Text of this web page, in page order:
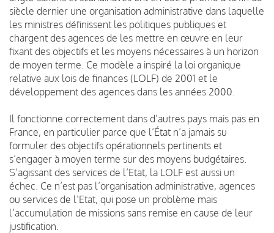
siècle dernier une organisation administrative dans laquelle
les ministres définissent les politiques publiques et
chargent des agences de les mettre en œuvre en leur
fixant des objectifs et les moyens nécessaires à un horizon
de moyen terme. Ce modèle a inspiré la loi organique
relative aux lois de finances (LOLF) de 2001 et le
développement des agences dans les années 2000.
Il fonctionne correctement dans d’autres pays mais pas en
France, en particulier parce que l’État n’a jamais su
formuler des objectifs opérationnels pertinents et
s’engager à moyen terme sur des moyens budgétaires.
S’agissant des services de l’Etat, la LOLF est aussi un
échec. Ce n’est pas l’organisation administrative, agences
ou services de l’Etat, qui pose un problème mais
l’accumulation de missions sans remise en cause de leur
justification.